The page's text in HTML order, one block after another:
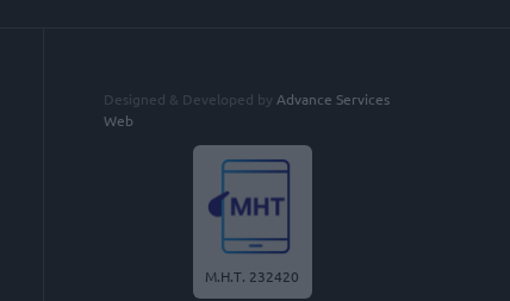
Designed & Developed by Advance Services
Web
Μ.Η.Τ. 232420